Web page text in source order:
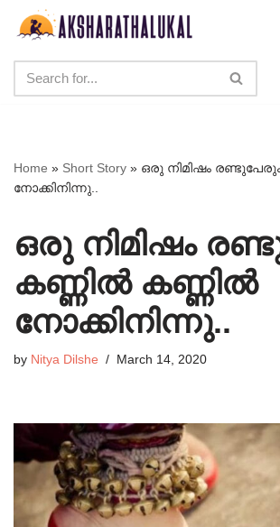
content
Home » Short Story » ഒരു നിമിഷം
നോക്കിനിന്നു..
ഒരു നിമിഷം
കണ്ണിൽ കണ്ണിൽ
നോക്കിനിന്നു..
by Nitya Dilshe March 14, 2020